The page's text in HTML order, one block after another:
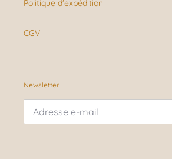
Politique d'expédition
CGV
Newsletter